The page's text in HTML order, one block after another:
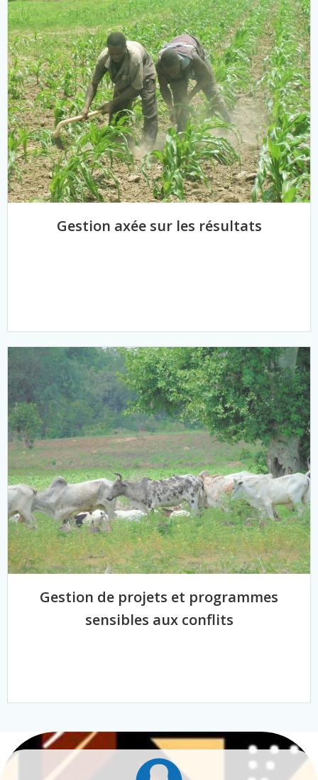
Gestion axée sur les résultats
Gestion de projets et programmes
sensibles aux conflits